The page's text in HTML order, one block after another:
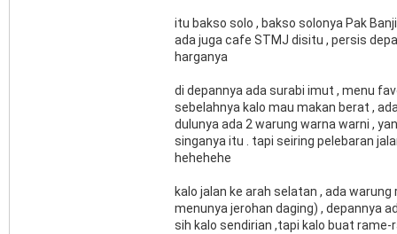
itu bakso solo , bakso solonya Pak
ada juga cafe STMJ disitu , persis
harganya
di depannya ada surabi imut , menu
sebelahnya kalo mau makan berat ,
dulunya ada 2 warung warna warni ,
singanya itu . tapi seiring pelebaran
hehehehe
kalo jalan ke arah selatan , ada
menunya jerohan daging) , depannya
sih kalo sendirian ,tapi kalo buat rame-